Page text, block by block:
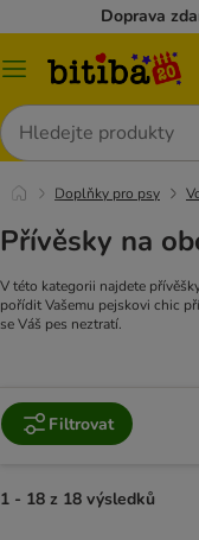
Doprava
Kategorie
Hledat
Doplňky pro psy
Přívěsky na
V této kategorii najdete
pořídit Vašemu pejskovi chic
se Váš pes neztratí.
Filtrovat
1 - 18 z 18 výsledků